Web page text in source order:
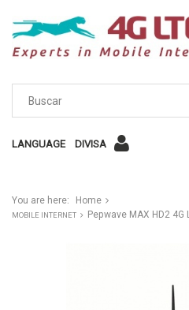
LANGUAGE DIVISA
You are here: Home
MOBILE INTERNET Pepwave MAX HD2 4G